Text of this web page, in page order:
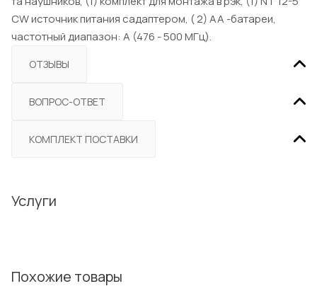
CW источник питания садаптером, ( 2) АА -батареи,
частотный диапазон: A (476 - 500 МГц).
ОТЗЫВЫ
ВОПРОС-ОТВЕТ
КОМПЛЕКТ ПОСТАВКИ
Услуги
Похожие товары